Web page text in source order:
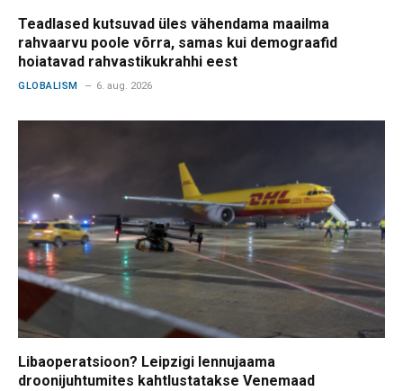
Teadlased kutsuvad üles vähendama maailma
rahvaarvu poole võrra, samas kui demograafid
hoiatavad rahvastikukrahhi eest
GLOBALISM 6. aug. 2026
Libaoperatsioon? Leipzigi lennujaama
droonijuhtumites kahtlustatakse Venemaad